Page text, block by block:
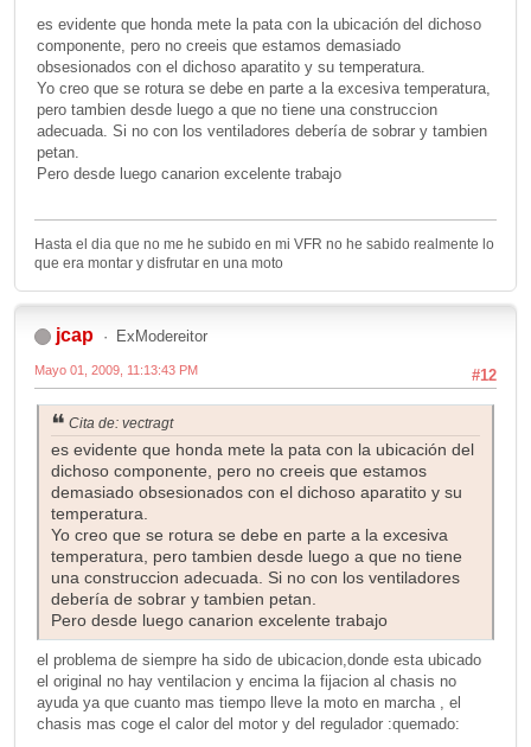
es evidente que honda mete la pata con la ubicación del dichoso
componente, pero no creeis que estamos demasiado
obsesionados con el dichoso aparatito y su temperatura.
Yo creo que se rotura se debe en parte a la excesiva temperatura,
pero tambien desde luego a que no tiene una construccion
adecuada. Si no con los ventiladores debería de sobrar y tambien
petan.
Pero desde luego canarion excelente trabajo
Hasta el dia que no me he subido en mi VFR no he sabido realmente lo
que era montar y disfrutar en una moto
jcap ExModereitor
#12
Mayo 01, 2009, 11:13:43 PM
Cita de: vectragt
es evidente que honda mete la pata con la ubicación del
dichoso componente, pero no creeis que estamos
demasiado obsesionados con el dichoso aparatito y su
temperatura.
Yo creo que se rotura se debe en parte a la excesiva
temperatura, pero tambien desde luego a que no tiene
una construccion adecuada. Si no con los ventiladores
debería de sobrar y tambien petan.
Pero desde luego canarion excelente trabajo
el problema de siempre ha sido de ubicacion,donde esta ubicado
el original no hay ventilacion y encima la fijacion al chasis no
ayuda ya que cuanto mas tiempo lleve la moto en marcha , el
chasis mas coge el calor del motor y del regulador :quemado: